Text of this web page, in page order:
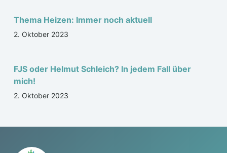
Thema Heizen: Immer noch aktuell
2. Oktober 2023
FJS oder Helmut Schleich? In jedem Fall über
mich!
2. Oktober 2023